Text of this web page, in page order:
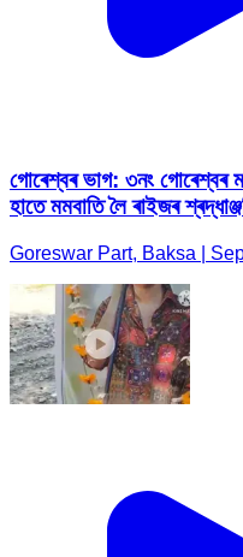
গোৰেশ্বৰ ভাগ: ৩নং গোৰেশ্বৰ
হাতে মমবাতি লৈ ৰাইজৰ
Goreswar Part, Baksa |